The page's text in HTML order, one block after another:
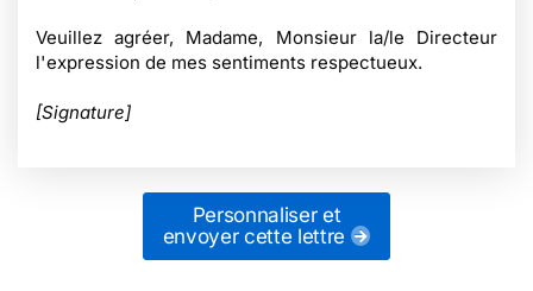
Veuillez agréer, Madame, Monsieur la/le Directeur
l'expression de mes sentiments respectueux.
[Signature]
Personnaliser et
envoyer cette lettre